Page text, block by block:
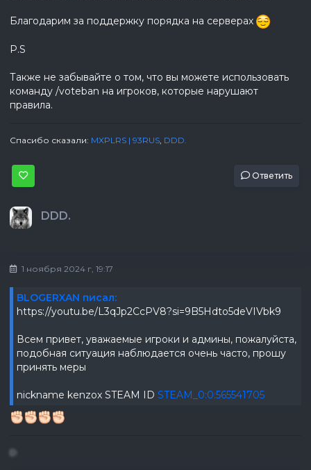
Благодарим за поддержку порядка на серверах
P.S
Также не забывайте о том, что вы можете использовать
команду /voteban на игроков, которые нарушают
правила.
Спасибо сказали: MXPLRS | 93RUS, DDD.
Ответить
DDD.
1 ноября 2024 г, 19:17
BLOGERXAN писал:
https://youtu.be/L3qJp2CcPV8?si=9B5Hdto5deVIVbk9
Всем привет, уважаемые игроки и админы, пожалуйста,
подобная ситуация наблюдается очень часто, прошу
принять меры
nickname kenzox STEAM ID STEAM_0:0:565541705
D